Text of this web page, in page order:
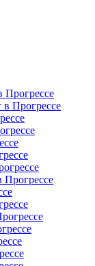
Прогрессе
Прогрессе